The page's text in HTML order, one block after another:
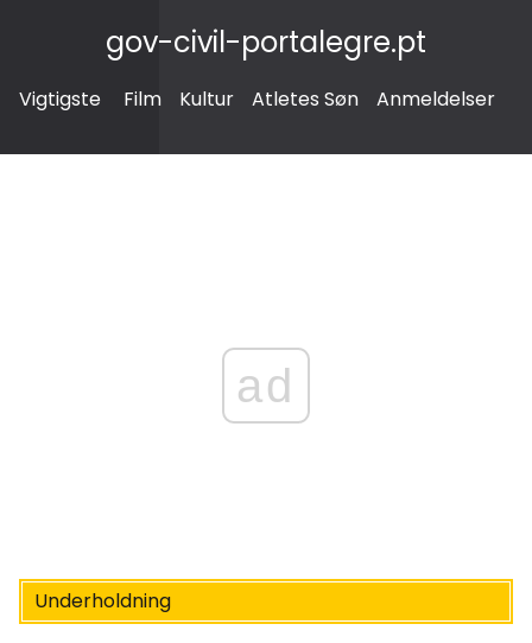
gov-civil-portalegre.pt
Vigtigste Film Kultur Atletes Søn Anmeldelser
ad
Underholdning